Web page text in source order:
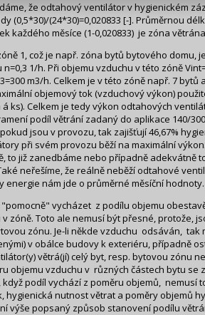
že odtahový ventilátor v hygienickém
(0,5*30)/(24*30)=0,020833 [-]. Průměrnou
každého měsíce (1-0,020833) je zóna
1, což je např. zóna bytů bytového
1/h. Při objemu vzduchu v této zóně
m3/h. Celkem je v této zóně např. 7
objemový tok (vzduchový výkon)
á ks). Celkem je tedy výkon odtahových
podíl větrání zadaný do aplikace 140/
jsou v provozu, tak zajišťují 46,67%
při svém provozu běží na maximální
to již zanedbáme nebo případně adekvátně
neřešíme, že reálně neběží odtahové
energie nám jde o průměrné měsíční hodnoty.
"pomocně" vycházet z podílu objemu
v zóně. Toto ale nemusí být přesné,
zónu. Je-li někde vzduchu odsáván,
v obálce budovy k exteriéru, případně
větrá(jí) celý byt, resp. bytovou zónu
objemu vzduchu v různých částech bytu se
když podíl vychází z poměru objemů,
hygienická nutnost větrat a poměry objemů
výše popsaný způsob stanovení podílu